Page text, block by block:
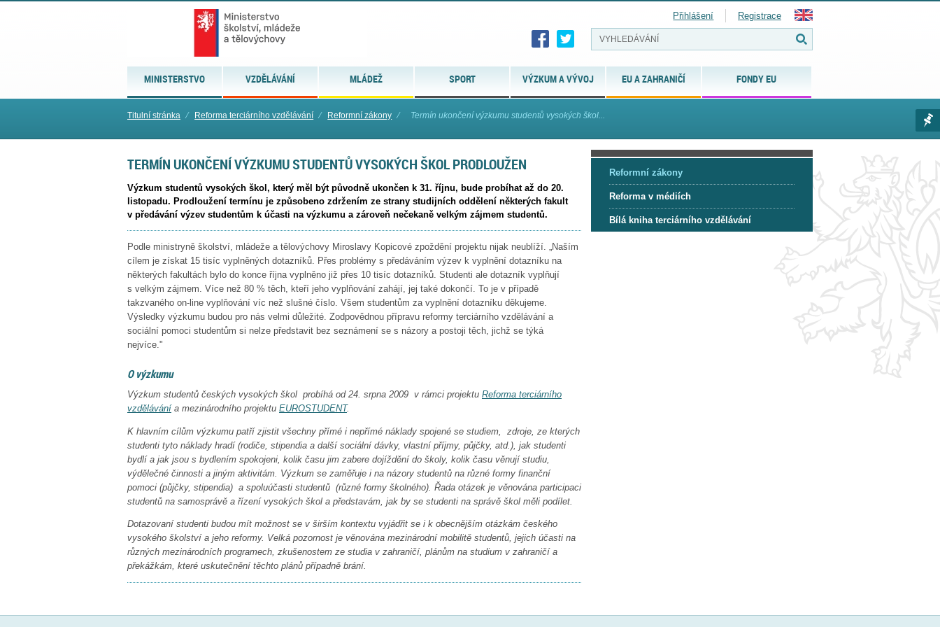
MINISTERSTVO VZDĚLÁVÁNÍ MLÁDEŽ SPORT VÝZKUM A VÝVOJ EU A ZAHRANIČÍ FONDY EU
Přihlášení Registrace
Titulní stránka ⁄ Reforma terciárního vzdělávání ⁄ Reformní zákony ⁄ Termín ukončení výzkumu studentů vysokých škol...
TERMÍN UKONČENÍ VÝZKUMU STUDENTŮ VYSOKÝCH ŠKOL PRODLOUŽEN
Výzkum studentů vysokých škol, který měl být původně ukončen k 31. říjnu, bude probíhat až do 20.
listopadu. Prodloužení termínu je způsobeno zdržením ze strany studijních oddělení některých fakult
v předávání výzev studentům k účasti na výzkumu a zároveň nečekaně velkým zájmem studentů.
Podle ministryně školství, mládeže a tělovýchovy Miroslavy Kopicové zpoždění projektu nijak neublíží. „Naším
cílem je získat 15 tisíc vyplněných dotazníků. Přes problémy s předáváním výzev k vyplnění dotazníku na
některých fakultách bylo do konce října vyplněno již přes 10 tisíc dotazníků. Studenti ale dotazník vyplňují
s velkým zájmem. Více než 80 % těch, kteří jeho vyplňování zahájí, jej také dokončí. To je v případě
takzvaného on-line vyplňování víc než slušné číslo. Všem studentům za vyplnění dotazníku děkujeme.
Výsledky výzkumu budou pro nás velmi důležité. Zodpovědnou přípravu reformy terciárního vzdělávání a
sociální pomoci studentům si nelze představit bez seznámení se s názory a postoji těch, jichž se týká
nejvíce."
O výzkumu
Výzkum studentů českých vysokých škol probíhá od 24. srpna 2009 v rámci projektu Reforma terciárního
vzdělávánía mezinárodního projektu EUROSTUDENT.
K hlavním cílům výzkumu patří zjistit všechny přímé i nepřímé náklady spojené se studiem, zdroje, ze kterých
studenti tyto náklady hradí (rodiče, stipendia a další sociální dávky, vlastní příjmy, půjčky, atd.), jak studenti
bydlí a jak jsou s bydlením spokojeni, kolik času jim zabere dojíždění do školy, kolik času věnují studiu,
výdělečné činnosti a jiným aktivitám. Výzkum se zaměřuje i na názory studentů na různé formy finanční
pomoci (půjčky, stipendia) a spoluúčasti studentů (různé formy školného). Řada otázek je věnována participaci
studentů na samosprávě a řízení vysokých škol a představám, jak by se studenti na správě škol měli podílet.
Dotazovaní studenti budou mít možnost se v širším kontextu vyjádřit se i k obecnějším otázkám českého
vysokého školství a jeho reformy. Velká pozornost je věnována mezinárodní mobilitě studentů, jejich účasti na
různých mezinárodních programech, zkušenostem ze studia v zahraničí, plánům na studium v zahraničí a
překážkám, které uskutečnění těchto plánů případně brání.
Reformní zákony
Reforma v médiích
Bílá kniha terciárního vzdělávání